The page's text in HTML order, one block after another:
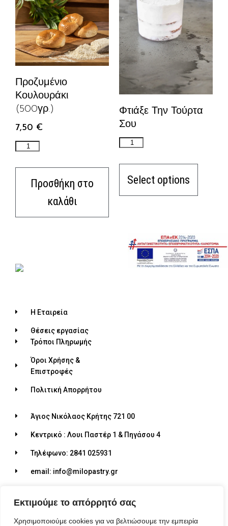
Εκτιμούμε το απόρρητό σας
Χρησιμοποιούμε cookies για να βελτιώσουμε την εμπειρία
Προζυμένιο
Κουλουράκι
(500γρ.)
7,50 €
Προσθήκη στο
καλάθι
Φτιάξε Την Τούρτα
Σου
Select options
Η Εταιρεία
Θέσεις εργασίας
Τρόποι Πληρωμής
Όροι Χρήσης &
Επιστροφές
Πολιτική Απορρήτου
Άγιος Νικόλαος Κρήτης 721 00
Κεντρικό : Λουι Παστέρ 1 & Πηγάσου 4
Τηλέφωνο: 2841 025931
email: info@milopastry.gr